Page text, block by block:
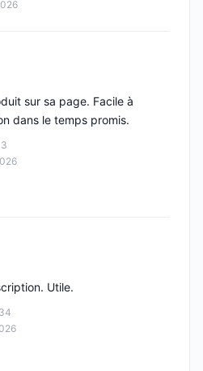
sur sa page. Facile à
dans le temps promis.
Utile.